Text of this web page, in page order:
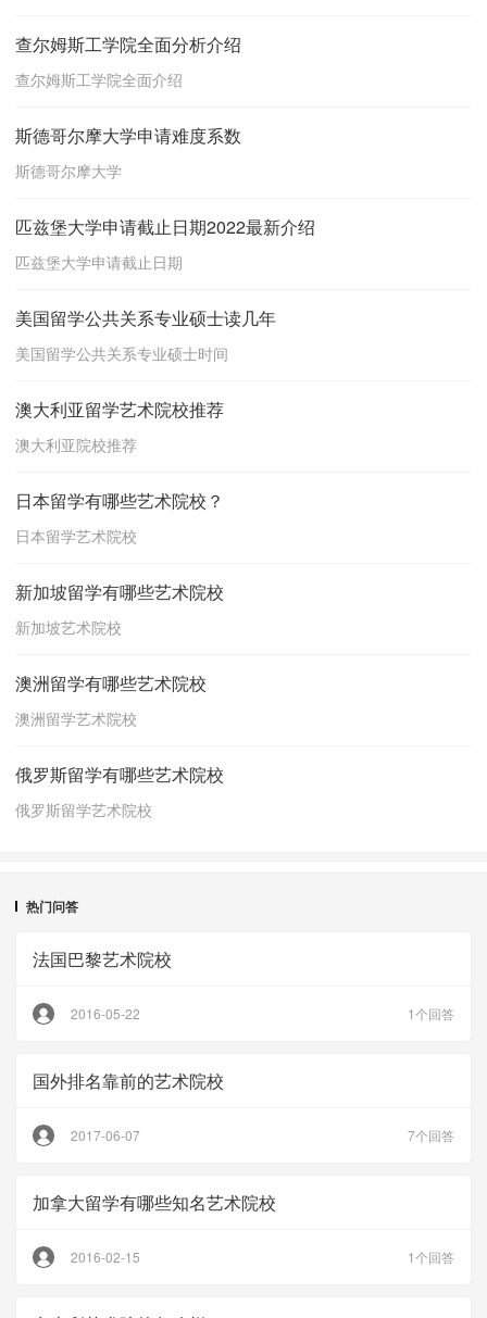
查尔姆斯工学院全面分析介绍
查尔姆斯工学院全面介绍
斯德哥尔摩大学申请难度系数
斯德哥尔摩大学
匹兹堡大学申请截止日期2022最新介绍
匹兹堡大学申请截止日期
美国留学公共关系专业硕士读几年
美国留学公共关系专业硕士时间
澳大利亚留学艺术院校推荐
澳大利亚院校推荐
日本留学有哪些艺术院校？
日本留学艺术院校
新加坡留学有哪些艺术院校
新加坡艺术院校
澳洲留学有哪些艺术院校
澳洲留学艺术院校
俄罗斯留学有哪些艺术院校
俄罗斯留学艺术院校
热门问答
法国巴黎艺术院校
2016-05-22 1个回答
国外排名靠前的艺术院校
2017-06-07 7个回答
加拿大留学有哪些知名艺术院校
2016-02-15 1个回答